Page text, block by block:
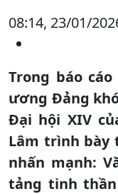
08:14, 23/01/
Trong báo
ương Đảng
Đại hội XIV
Lâm trình bày
nhấn mạnh:
tảng tinh